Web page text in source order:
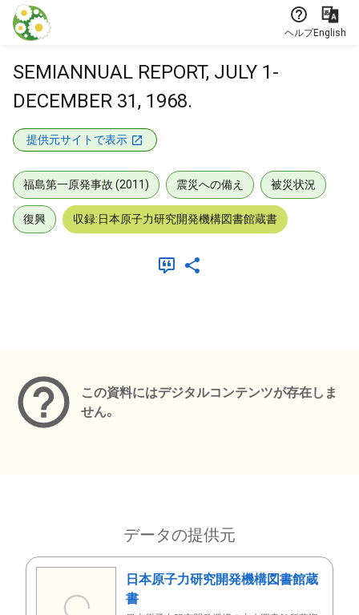
本文に飛ぶ
ヘルプEnglish
SEMIANNUAL REPORT, JULY 1-
DECEMBER 31, 1968.
提供元サイトで表示
福島第一原発事故 (2011) 震災への備え 被災状況
復興 収録:日本原子力研究開発機構図書館蔵書
この資料にはデジタルコンテンツが存在しま
せん。
データの提供元
日本原子力研究開発機構図書館蔵
書